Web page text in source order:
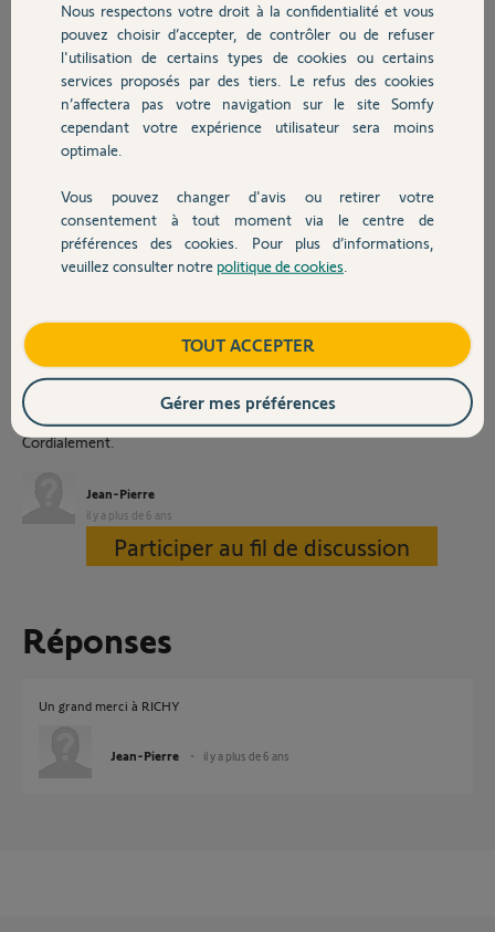
Chauffage
Autres produits
Devis avec un pro
Contact
fragiles. Du cote droit l axe d articulation du bras est aussi fragilise. Je
souhaiterais installer un nouveau kit complet compatible pour n avoir
pas a repercer les montants et traverses alu de mon portail. Cela ne
m est pas possible car réservé aux professionnels. Je n'en ai pas
trouvé dans les côtes d Armor. Le seul qui a daigné se déplacer après
plusieurs mois d attente et MR STORE de st quai perron qui me
demande plus de 2600€ rien que pour changer les moteurs!
Pouvez vous m aider à commander ce kit du nouveau AXOVIA 220b ?
Jean-Pierre
Jean-Pierre
il y a environ un mois
seul Richy Expert sur le forum a pu me réparer mon boitier de
commande qui était défectueux pour un coût 30 fois moins élevé que
le devis de Mr Store local qui se prétendait spécialiste SOMFY... Merci
de ne pas continuer a modérer (censurer?) ces réponses qui sont très
instructives.
Cordialement.
Jean-Pierre
il y a plus de 6 ans
Participer au fil de discussion
Réponses
Un grand merci à RICHY
Jean-Pierre il y a plus de 6 ans
Nous respectons votre droit à la confidentialité et vous
pouvez choisir d’accepter, de contrôler ou de refuser
l'utilisation de certains types de cookies ou certains
services proposés par des tiers. Le refus des cookies
n’affectera pas votre navigation sur le site Somfy
cependant votre expérience utilisateur sera moins
optimale.
Vous pouvez changer d'avis ou retirer votre
consentement à tout moment via le centre de
préférences des cookies. Pour plus d’informations,
veuillez consulter notre politique de cookies
TOUT ACCEPTER
Gérer mes préférences